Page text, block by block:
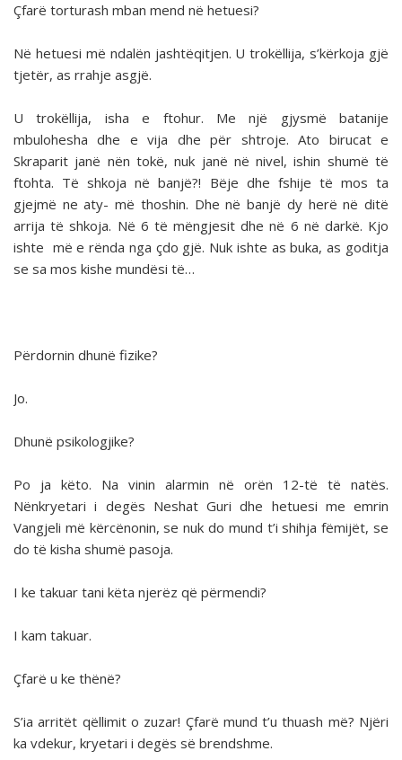
Çfarë torturash mban mend në hetuesi?
Në hetuesi më ndalën jashtëqitjen. U trokëllija, s’kërkoja gjë
tjetër, as rrahje asgjë.
U trokëllija, isha e ftohur. Me një gjysmë batanije
mbulohesha dhe e vija dhe për shtroje. Ato birucat e
Skraparit janë nën tokë, nuk janë në nivel, ishin shumë të
ftohta. Të shkoja në banjë?! Bëje dhe fshije të mos ta
gjejmë ne aty- më thoshin. Dhe në banjë dy herë në ditë
arrija të shkoja. Në 6 të mëngjesit dhe në 6 në darkë. Kjo
ishte më e rënda nga çdo gjë. Nuk ishte as buka, as goditja
se sa mos kishe mundësi të…
Përdornin dhunë fizike?
Jo.
Dhunë psikologjike?
Po ja këto. Na vinin alarmin në orën 12-të të natës.
Nënkryetari i degës Neshat Guri dhe hetuesi me emrin
Vangjeli më kërcënonin, se nuk do mund t’i shihja fëmijët, se
do të kisha shumë pasoja.
I ke takuar tani këta njerëz që përmendi?
I kam takuar.
Çfarë u ke thënë?
S’ia arritët qëllimit o zuzar! Çfarë mund t’u thuash më? Njëri
ka vdekur, kryetari i degës së brendshme.